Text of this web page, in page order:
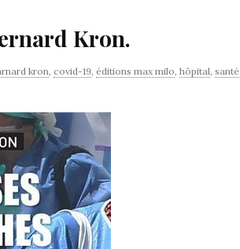
Kron.
kron, covid-19, éditions max milo, hôpital, santé